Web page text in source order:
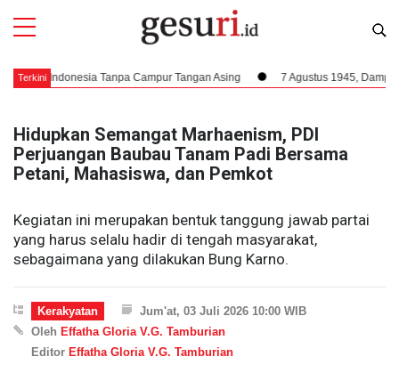
Terkini Tanpa Campur Tangan Asing 7 Agustus 1945, Dampak Krusial
Hidupkan Semangat Marhaenism, PDI
Perjuangan Baubau Tanam Padi Bersama
Petani, Mahasiswa, dan Pemkot
Kegiatan ini merupakan bentuk tanggung jawab partai
yang harus selalu hadir di tengah masyarakat,
sebagaimana yang dilakukan Bung Karno.
Kerakyatan
Jum'at, 03 Juli 2026 10:00 WIB
Oleh Effatha Gloria V.G. Tamburian
Editor Effatha Gloria V.G. Tamburian